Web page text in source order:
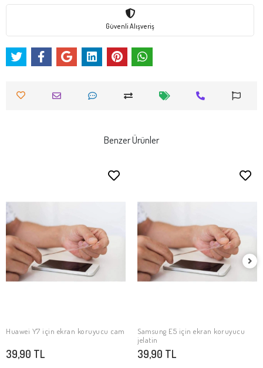
Güvenli Alışveriş
Benzer Ürünler
SEPETE EKLE
Huawei Y7 için ekran koruyucu cam
39,90 TL
SEPETE EKLE
Samsung E5 için ekran koruyucu
jelatin
39,90 TL